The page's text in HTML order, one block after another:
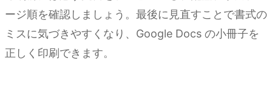
ージ順を確認しましょう。最後に見直すことで書式の
ミスに気づきやすくなり、Google Docs の小冊子を
正しく印刷できます。